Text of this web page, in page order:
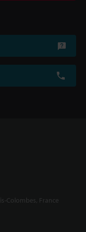
Colombes, France